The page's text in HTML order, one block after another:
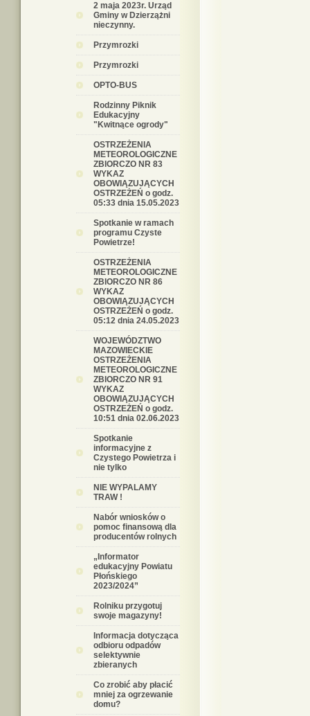
2 maja 2023r. Urząd
Gminy w Dzierzążni
nieczynny.
Przymrozki
Przymrozki
OPTO-BUS
Rodzinny Piknik
Edukacyjny
"Kwitnące ogrody"
OSTRZEŻENIA
METEOROLOGICZNE
ZBIORCZO NR 83
WYKAZ
OBOWIĄZUJĄCYCH
OSTRZEŻEŃ o godz.
05:33 dnia 15.05.2023
Spotkanie w ramach
programu Czyste
Powietrze!
OSTRZEŻENIA
METEOROLOGICZNE
ZBIORCZO NR 86
WYKAZ
OBOWIĄZUJĄCYCH
OSTRZEŻEŃ o godz.
05:12 dnia 24.05.2023
WOJEWÓDZTWO
MAZOWIECKIE
OSTRZEŻENIA
METEOROLOGICZNE
ZBIORCZO NR 91
WYKAZ
OBOWIĄZUJĄCYCH
OSTRZEŻEŃ o godz.
10:51 dnia 02.06.2023
Spotkanie
informacyjne z
Czystego Powietrza i
nie tylko
NIE WYPALAMY
TRAW !
Nabór wniosków o
pomoc finansową dla
producentów rolnych
„Informator
edukacyjny Powiatu
Płońskiego
2023/2024”
Rolniku przygotuj
swoje magazyny!
Informacja dotycząca
odbioru odpadów
selektywnie
zbieranych
Co zrobić aby płacić
mniej za ogrzewanie
domu?